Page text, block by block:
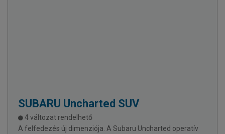
SUBARU Uncharted SUV
4 változat rendelhető
A felfedezés új dimenziója. A Subaru Uncharted operatív